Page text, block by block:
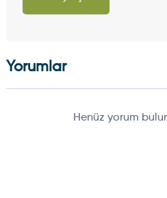
Yorumlar
Henüz yorum